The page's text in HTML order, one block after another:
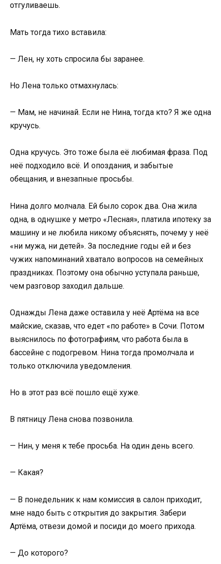
отгуливаешь.
Мать тогда тихо вставила:
— Лен, ну хоть спросила бы заранее.
Но Лена только отмахнулась:
— Мам, не начинай. Если не Нина, тогда кто? Я же одна
кручусь.
Одна кручусь. Это тоже была её любимая фраза. Под
неё подходило всё. И опоздания, и забытые
обещания, и внезапные просьбы.
Нина долго молчала. Ей было сорок два. Она жила
одна, в однушке у метро «Лесная», платила ипотеку за
машину и не любила никому объяснять, почему у неё
«ни мужа, ни детей». За последние годы ей и без
чужих напоминаний хватало вопросов на семейных
праздниках. Поэтому она обычно уступала раньше,
чем разговор заходил дальше.
Однажды Лена даже оставила у неё Артёма на все
майские, сказав, что едет «по работе» в Сочи. Потом
выяснилось по фотографиям, что работа была в
бассейне с подогревом. Нина тогда промолчала и
только отключила уведомления.
Но в этот раз всё пошло ещё хуже.
В пятницу Лена снова позвонила.
— Нин, у меня к тебе просьба. На один день всего.
— Какая?
— В понедельник к нам комиссия в салон приходит,
мне надо быть с открытия до закрытия. Забери
Артёма, отвези домой и посиди до моего прихода.
— До которого?